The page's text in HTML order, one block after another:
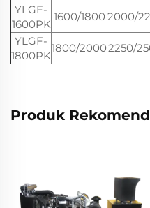
YLGF-
1600PK
1600/1800 2000/
YLGF-
1800PK
1800/20002250/
Produk